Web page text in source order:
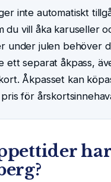
inte automatiskt
du vill åka karuseller
under julen behöver
ett separat åkpass,
Åkpasset kan
för